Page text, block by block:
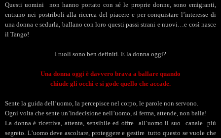
Questi uomini
non hanno portato con sé le proprie donne, sono emigranti,
entrano nei postriboli alla ricerca del piacere e per conquistare l’interesse di
una donna e sedurla, ballano con loro questi passi strani e nuovi…e così nasce
il Tango!
I ruoli sono ben definiti. E la donna oggi?
Una donna oggi è davvero brava a ballare quando
chiude gli occhi e si gode quello che accade.
Sente la guida dell’uomo, la percepisce nel corpo, le parole non servono.
Ogni volta che sente un’indecisione nell’uomo, si ferma, attende, non balla!
La donna è ricettiva, attenta, sensibile ed offre
all’uomo il suo canale
più
segreto. L’uomo deve ascoltare, proteggere e gestire tutto questo se vuole che